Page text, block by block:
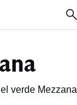
verde Mezzana